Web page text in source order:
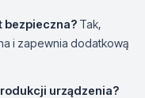
bezpieczna? Tak,
i zapewnia dodatkową
urządzenia?